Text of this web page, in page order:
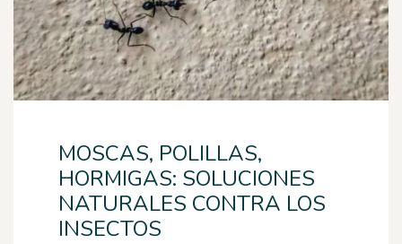
MOSCAS, POLILLAS,
HORMIGAS: SOLUCIONES
NATURALES CONTRA LOS
INSECTOS